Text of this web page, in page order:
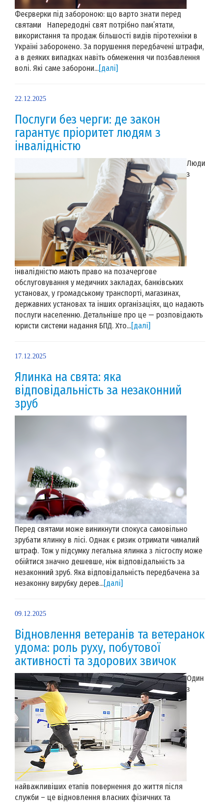
Феєрверки під забороною: що варто знати перед
святами Напередодні свят потрібно пам’ятати,
використання та продаж більшості видів піротехніки в
Україні заборонено. За порушення передбачені штрафи,
а в деяких випадках навіть обмеження чи позбавлення
волі. Які саме заборони...[далі]
22.12.2025
Послуги без черги: де закон
гарантує пріоритет людям з
інвалідністю
Люди
з
інвалідністю мають право на позачергове
обслуговування у медичних закладах, банківських
установах, у громадському транспорті, магазинах,
державних установах та інших організаціях, що надають
послуги населенню. Детальніше про це — розповідають
юристи системи надання БПД. Хто...[далі]
17.12.2025
Ялинка на свята: яка
відповідальність за незаконний
зруб
Перед святами може виникнути спокуса самовільно
зрубати ялинку в лісі. Однак є ризик отримати чималий
штраф. Тож у підсумку легальна ялинка з лісгоспу може
обійтися значно дешевше, ніж відповідальність за
незаконний зруб. Яка відповідальність передбачена за
незаконну вирубку дерев...[далі]
09.12.2025
Відновлення ветеранів та ветеранок
удома: роль руху, побутової
активності та здорових звичок
Один
з
найважливіших етапів повернення до життя після
служби ­– це відновлення власних фізичних та